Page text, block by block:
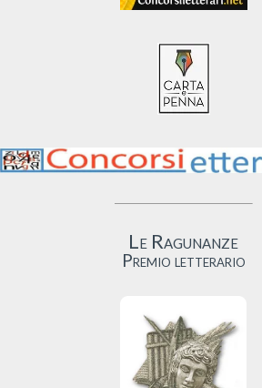
Le Ragunanze
Premio letterario